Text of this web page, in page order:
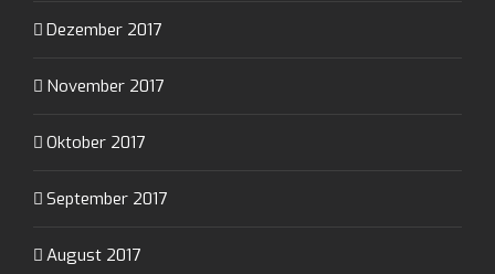
Dezember 2017
November 2017
Oktober 2017
September 2017
August 2017